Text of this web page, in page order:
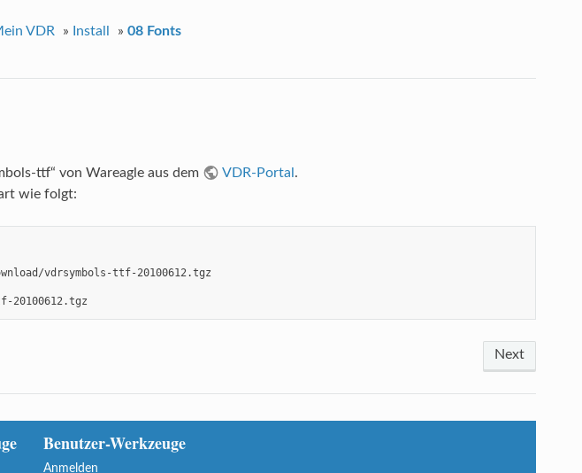
VDR » Install »08 Fonts
ttf“ von Wareagle aus dem VDR-Portal .
wie folgt:
vdrsymbols-ttf-20100612.tgz
Next
Benutzer-Werkzeuge
Anmelden